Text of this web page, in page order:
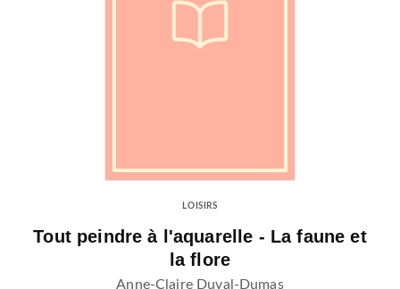
LOISIRS
Tout peindre à l'aquarelle - La faune et
la flore
Anne-Claire Duval-Dumas